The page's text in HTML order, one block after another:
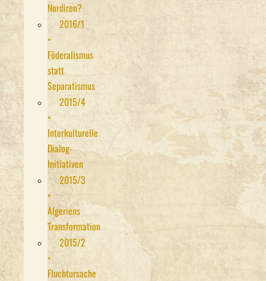
Nordiren?
2016/1
•
Föderalismus
statt
Separatismus
2015/4
•
Interkulturelle
Dialog-
Initiativen
2015/3
•
Algeriens
Transformation
2015/2
•
Fluchtursache